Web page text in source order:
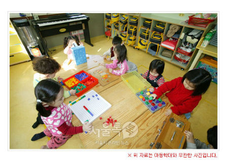
포
털
U
R
L
복
사
공
유
하
기
기
크
게
변
경
하
기
기
작
게
변
경
하
기